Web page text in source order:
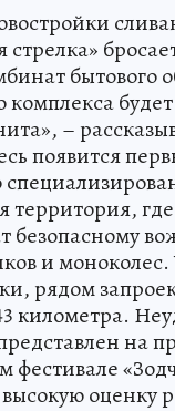
бытового
комплекса
–
появится
территория,
безопасному
и
рядом
километра.
на
оценку